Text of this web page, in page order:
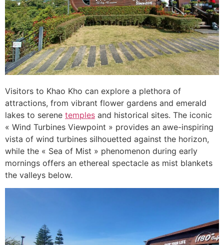
Visitors to Khao Kho can explore a plethora of
attractions, from vibrant flower gardens and emerald
lakes to serene temples and historical sites. The iconic
« Wind Turbines Viewpoint » provides an awe-inspiring
vista of wind turbines silhouetted against the horizon,
while the « Sea of Mist » phenomenon during early
mornings offers an ethereal spectacle as mist blankets
the valleys below.